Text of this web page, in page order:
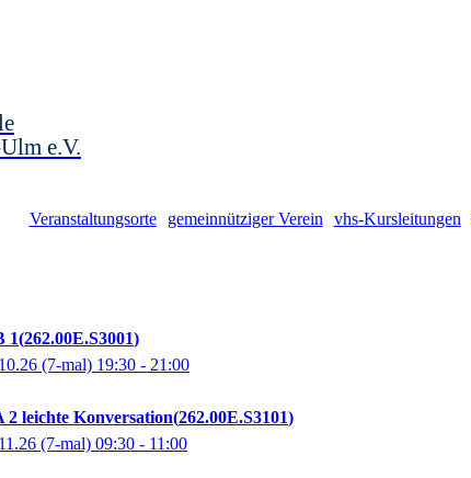
e.V.
Veranstaltungsorte gemeinnütziger Verein vhs-Kursleitungen
1 262.00E.S3001
(7-mal) 19:30 - 21:00
2 leichte Konversation 262.00E.S3101
(7-mal) 09:30 - 11:00